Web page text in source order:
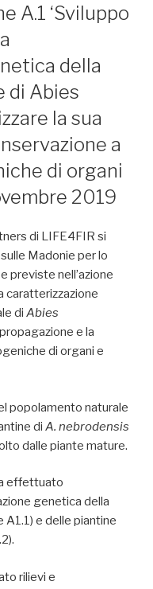
A.1 ‘Sviluppo
della
di Abies
la sua
a
di organi
2019
di LIFE4FIR si
Madonie per lo
previste nell’azione
caratterizzazione
di Abies
e la
di organi e
popolamento naturale
di A. nebrodensis
dalle piante mature.
effettuato
genetica della
e delle piantine
rilievi e